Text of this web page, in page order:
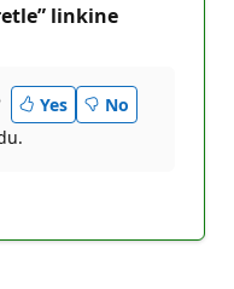
linkine
Yes
No